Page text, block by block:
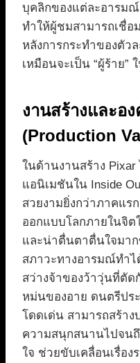
บุคลิกของแต่ละอารม
ทำให้ผู้ชมสามารถเชื่อ
หลังการกระทำของตัว
เหมือนจะเป็น “ผู้ร้าย”
งานสร้างและอ
(Production
ในด้านงานสร้าง Pixar
แอนิเมชันใน Inside
สวยงามยิ่งกว่าภาคแร
ออกแบบโลกภายในจิ
และน่าตื่นตาตื่นใจมาก
สภาวะทางอารมณ์ทำไ
สว่างจ้าของว้าวุ่นที่ตัด
หม่นของอาย ดนตรีปร
โดดเด่น สามารถสร้า
ความสนุกสนานไปจน
ใจ ช่วยขับเคลื่อนเรื่อง